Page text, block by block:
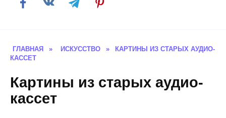
ГЛАВНАЯ » ИСКУССТВО »
КАРТИНЫ ИЗ СТАРЫХ АУДИО-
КАССЕТ
Картины из старых аудио-
кассет